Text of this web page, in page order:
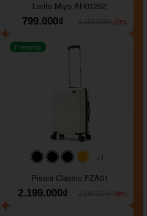
Larita Miyo AH01252
799.000₫
-33%
#000000#000000#000000
+1
Freeship
Pisani Classic FZA01
2.199.000₫
-26%